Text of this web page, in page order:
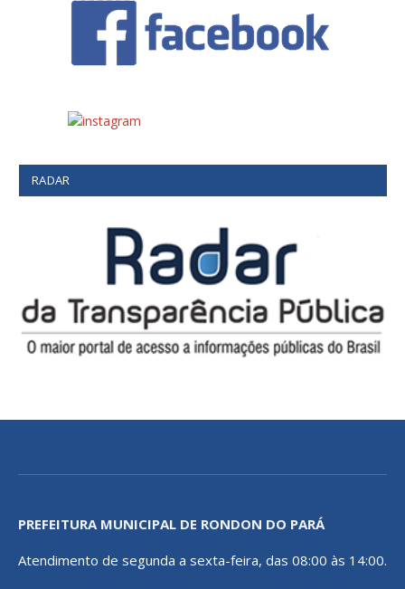
RADAR
PREFEITURA MUNICIPAL DE RONDON DO PARÁ
Atendimento de segunda a sexta-feira, das 08:00 às 14:00.